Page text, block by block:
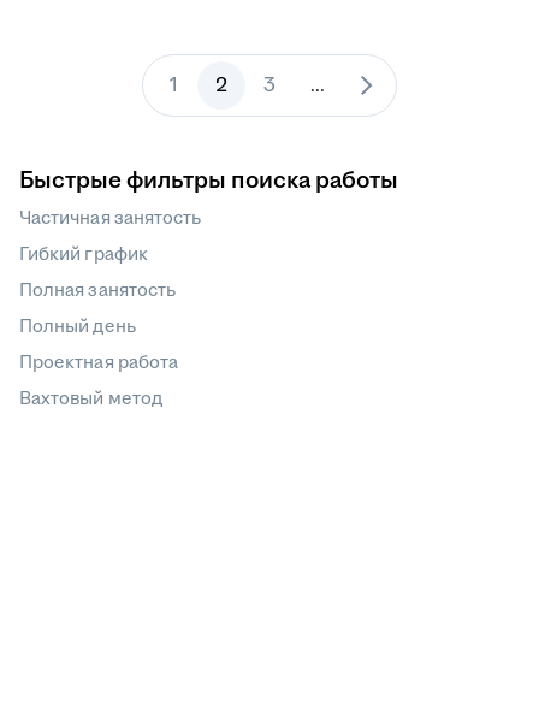
1 2 3 ...
Быстрые фильтры поиска работы
Частичная занятость
Гибкий график
Полная занятость
Полный день
Проектная работа
Вахтовый метод